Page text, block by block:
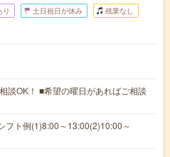
り 土日祝日が休み 残業なし
談OK！ ■希望の曜日があればご相談
フト例(1)8:00～13:00(2)10:00～